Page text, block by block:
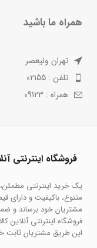
همراه ما باشید
تهران ولیعصر
تلفن : 02155
همراه : 09123
فروشگاه اینترنتی
یک خرید اینترنتی
متنوع، باکیفیت و
مشتریان خود برساند و
فروشگاه اینترنتی آنلاین
این طریق مشتریان ثابت